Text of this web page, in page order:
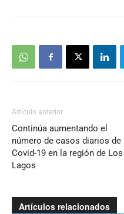
Artículo anterior
Continúa aumentando el
número de casos diarios de
Covid-19 en la región de Los
Lagos
Artículos relacionados